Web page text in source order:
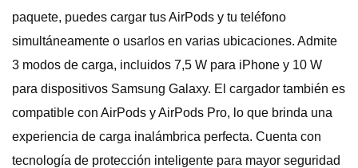
paquete, puedes cargar tus AirPods y tu teléfono
simultáneamente o usarlos en varias ubicaciones. Admite
3 modos de carga, incluidos 7,5 W para iPhone y 10 W
para dispositivos Samsung Galaxy. El cargador también es
compatible con AirPods y AirPods Pro, lo que brinda una
experiencia de carga inalámbrica perfecta. Cuenta con
tecnología de protección inteligente para mayor seguridad